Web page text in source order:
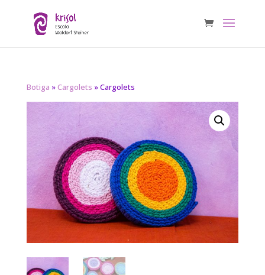
Botiga »Cargolets » Cargolets